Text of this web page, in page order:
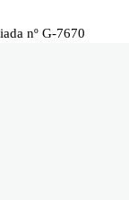
nº G-7670